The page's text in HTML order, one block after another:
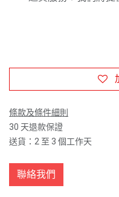
條款及條件細則
30 天退款保證
送貨：2 至 3 個工作天
聯絡我們